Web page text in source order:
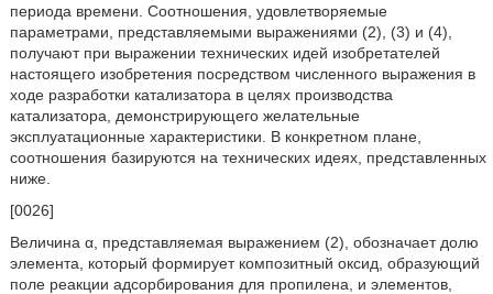
периода времени. Соотношения, удовлетворяемые
параметрами, представляемыми выражениями (2), (3) и (4),
получают при выражении технических идей изобретателей
настоящего изобретения посредством численного выражения в
ходе разработки катализатора в целях производства
катализатора, демонстрирующего желательные
эксплуатационные характеристики. В конкретном плане,
соотношения базируются на технических идеях, представленных
ниже.
[0026]
Величина α, представляемая выражением (2), обозначает долю
элемента, который формирует композитный оксид, образующий
поле реакции адсорбирования для пропилена, и элементов,